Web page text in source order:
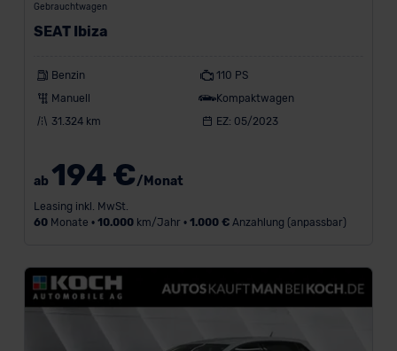
Gebrauchtwagen
SEAT Ibiza
Benzin
110 PS
Manuell
Kompaktwagen
31.324 km
EZ: 05/2023
ab 194 €/Monat
Leasing inkl. MwSt.
60Monate • 10.000km/Jahr • 1.000 €Anzahlung (anpassbar)